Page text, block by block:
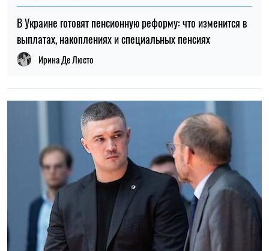
В Украине готовят пенсионную реформу: что изменится в
выплатах, накоплениях и специальных пенсиях
Ирина Де Люсто